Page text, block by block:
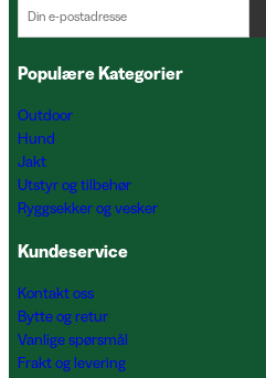
Populære Kategorier
Outdoor
Hund
Jakt
Utstyr og tilbehør
Ryggsekker og vesker
Kundeservice
Kontakt oss
Bytte og retur
Vanlige spørsmål
Frakt og levering